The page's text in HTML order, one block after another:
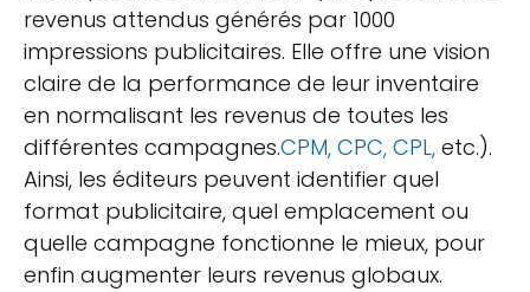
revenus attendus générés par 1000
impressions publicitaires. Elle offre une vision
claire de la performance de leur inventaire
en normalisant les revenus de toutes les
différentes campagnes.CPM, CPC, CPL, etc.).
Ainsi, les éditeurs peuvent identifier quel
format publicitaire, quel emplacement ou
quelle campagne fonctionne le mieux, pour
enfin augmenter leurs revenus globaux.